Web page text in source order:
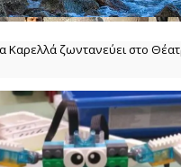
Καρελλά ζωντανεύει στο